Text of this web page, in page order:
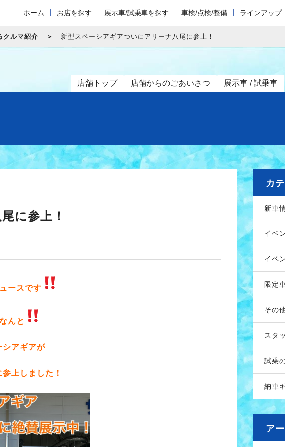
ホーム お店を探す 展示車/試乗車を探す 車検/点検/整備 ラインアップ
クルマ紹介 新型スペーシアギアついにアリーナ八尾に参上！
店舗トップ 店舗からのごあいさつ 展示車 / 試乗車
に参上！
ースです
んと
シアギアが
上しました！
カ
新車
イベ
イベ
限定
その
スタ
試乗
納車
ア